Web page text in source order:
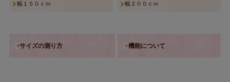
幅１５０ｃｍ 幅２００ｃｍ
サイズの測り方 機能について